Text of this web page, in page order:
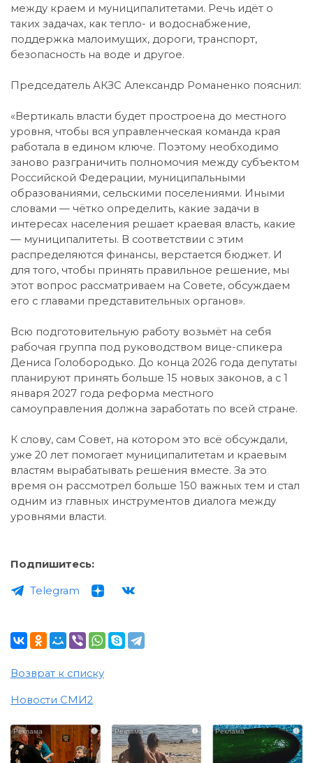
между краем и муниципалитетами. Речь идёт о
таких задачах, как тепло- и водоснабжение,
поддержка малоимущих, дороги, транспорт,
безопасность на воде и другое.
Председатель АКЗС Александр Романенко пояснил:
«Вертикаль власти будет простроена до местного
уровня, чтобы вся управленческая команда края
работала в едином ключе. Поэтому необходимо
заново разграничить полномочия между субъектом
Российской Федерации, муниципальными
образованиями, сельскими поселениями. Иными
словами — чётко определить, какие задачи в
интересах населения решает краевая власть, какие
— муниципалитеты. В соответствии с этим
распределяются финансы, верстается бюджет. И
для того, чтобы принять правильное решение, мы
этот вопрос рассматриваем на Совете, обсуждаем
его с главами представительных органов».
Всю подготовительную работу возьмёт на себя
рабочая группа под руководством вице-спикера
Дениса Голобородько. До конца 2026 года депутаты
планируют принять больше 15 новых законов, а с 1
января 2027 года реформа местного
самоуправления должна заработать по всей стране.
К слову, сам Совет, на котором это всё обсуждали,
уже 20 лет помогает муниципалитетам и краевым
властям вырабатывать решения вместе. За это
время он рассмотрел больше 150 важных тем и стал
одним из главных инструментов диалога между
уровнями власти.
Подпишитесь:
Telegram
Возврат к списку
Новости СМИ2
i i i